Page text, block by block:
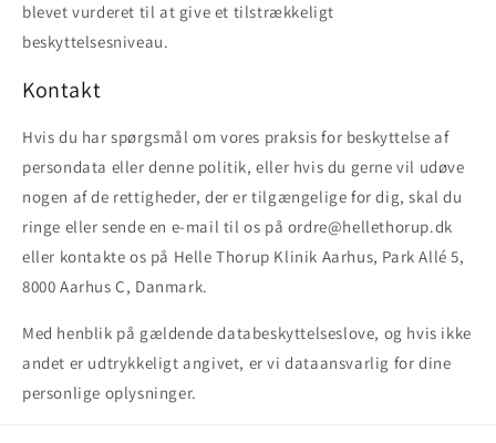
blevet vurderet til at give et tilstrækkeligt
beskyttelsesniveau.
Kontakt
Hvis du har spørgsmål om vores praksis for beskyttelse af
persondata eller denne politik, eller hvis du gerne vil udøve
nogen af de rettigheder, der er tilgængelige for dig, skal du
ringe eller sende en e-mail til os på ordre@hellethorup.dk
eller kontakte os på Helle Thorup Klinik Aarhus, Park Allé 5,
8000 Aarhus C, Danmark.
Med henblik på gældende databeskyttelseslove, og hvis ikke
andet er udtrykkeligt angivet, er vi dataansvarlig for dine
personlige oplysninger.